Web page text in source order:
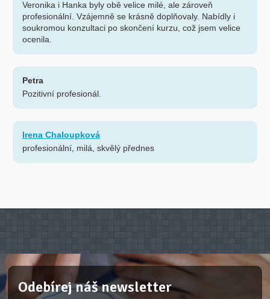
Veronika i Hanka byly obě velice milé, ale zároveň
profesionální. Vzájemně se krásně doplňovaly. Nabídly i
soukromou konzultaci po skončení kurzu, což jsem velice
ocenila.
Petra
Pozitivní profesionál.
Irena Chaloupková
profesionální, milá, skvělý přednes
Odebírej náš newsletter